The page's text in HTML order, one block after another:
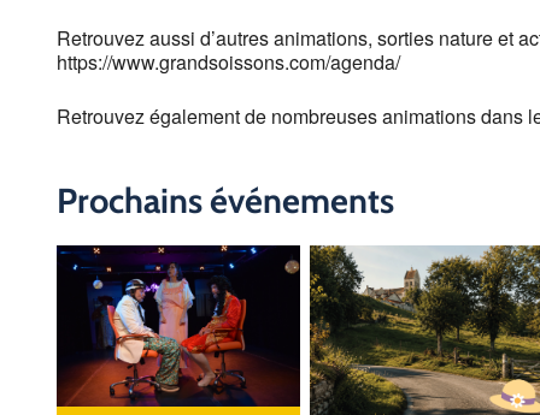
Retrouvez aussi d’autres animations, sorties nature et
https://www.grandsoissons.com/agenda/
Retrouvez également de nombreuses animations dans
Prochains événements